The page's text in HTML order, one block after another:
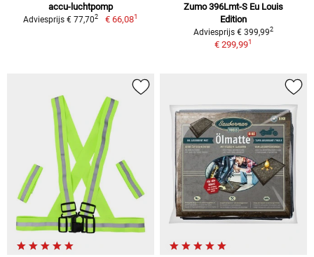
accu-luchtpomp
Adviesprijs € 77,702 € 66,081
Zumo 396Lmt-S Eu Louis
Edition
Adviesprijs € 399,992
€ 299,991